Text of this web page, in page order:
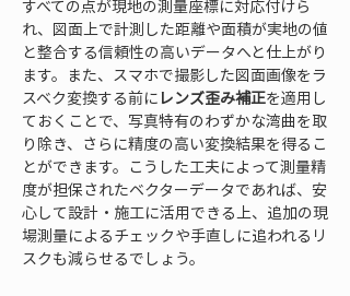
すべての点が現地の測量座標に対応付けら
れ、図面上で計測した距離や面積が実地の値
と整合する信頼性の高いデータへと仕上がり
ます。また、スマホで撮影した図面画像をラ
スベク変換する前に レンズ歪み補正を適用し
ておくことで、写真特有のわずかな湾曲を取
り除き、さらに精度の高い変換結果を得るこ
とができます。こうした工夫によって測量精
度が担保されたベクターデータであれば、安
心して設計・施工に活用できる上、追加の現
場測量によるチェックや手直しに追われるリ
スクも減らせるでしょう。